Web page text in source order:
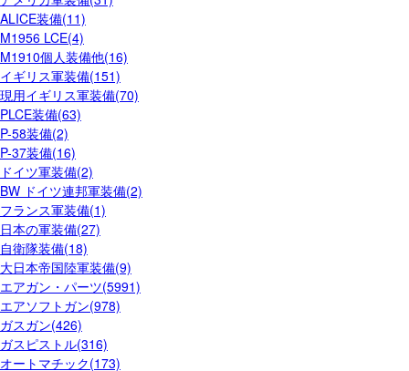
ALICE装備(11)
M1956 LCE(4)
M1910個人装備他(16)
イギリス軍装備(151)
現用イギリス軍装備(70)
PLCE装備(63)
P-58装備(2)
P-37装備(16)
ドイツ軍装備(2)
BW ドイツ連邦軍装備(2)
フランス軍装備(1)
日本の軍装備(27)
自衛隊装備(18)
大日本帝国陸軍装備(9)
エアガン・パーツ(5991)
エアソフトガン(978)
ガスガン(426)
ガスピストル(316)
オートマチック(173)